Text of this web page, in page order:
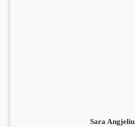
Sara Angjeliu